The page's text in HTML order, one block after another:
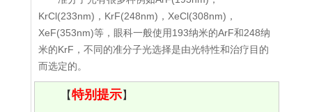
KrCl(233nm)，KrF(248nm)，XeCl(308nm)，
XeF(353nm)等，眼科一般使用193纳米的ArF和248纳
米的KrF，不同的准分子光选择是由光特性和治疗目的
而选定的。
【特别提示】